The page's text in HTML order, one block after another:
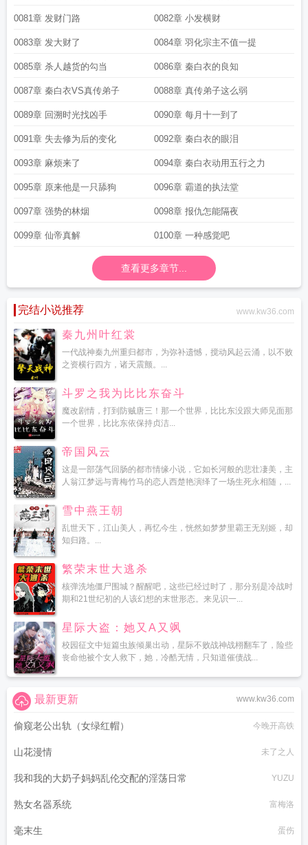
0081章 发财门路 0082章 小发横财
0083章 发大财了 0084章 羽化宗主不值一提
0085章 杀人越货的勾当 0086章 秦白衣的良知
0087章 秦白衣VS真传弟子 0088章 真传弟子这么弱
0089章 回溯时光找凶手 0090章 每月十一到了
0091章 失去修为后的变化 0092章 秦白衣的眼泪
0093章 麻烦来了 0094章 秦白衣动用五行之力
0095章 原来他是一只舔狗 0096章 霸道的执法堂
0097章 强势的林烟 0098章 报仇怎能隔夜
0099章 仙帝真解 0100章 一种感觉吧
查看更多章节...
完结小说推荐 www.kw36.com
秦九州叶红裳
一代战神秦九州重归都市，为弥补遗憾，搅动风起云涌，以不败
之资横行四方，诸天震颤。...
斗罗之我为比比东奋斗
魔改剧情，打到防贼唐三！那一个世界，比比东没跟大师见面那
一个世界，比比东依保持贞洁...
帝国风云
这是一部荡气回肠的都市情缘小说，它如长河般的悲壮凄美，主
人翁江梦远与青梅竹马的恋人西楚艳演绎了一场生死永相随，...
雪中燕王朝
乱世天下，江山美人，再忆今生，恍然如梦梦里霸王无别姬，却
知归路。...
繁荣末世大逃杀
核弹洗地僵尸围城？醒醒吧，这些已经过时了，那分别是冷战时
期和21世纪初的人该幻想的末世形态。来见识一...
星际大盗：她又A又飒
校园征文中短篇虫族倾巢出动，星际不败战神战栩翻车了，险些
丧命他被个女人救下，她，冷酷无情，只知道催债战...
www.kw36.com
最新更新
偷窥老公出轨（女绿红帽） 今晚开高铁
山花漫情 未了之人
我和我的大奶子妈妈乱伦交配的淫荡日常 YUZU
熟女名器系统 富梅洛
毫末生 蛋伤